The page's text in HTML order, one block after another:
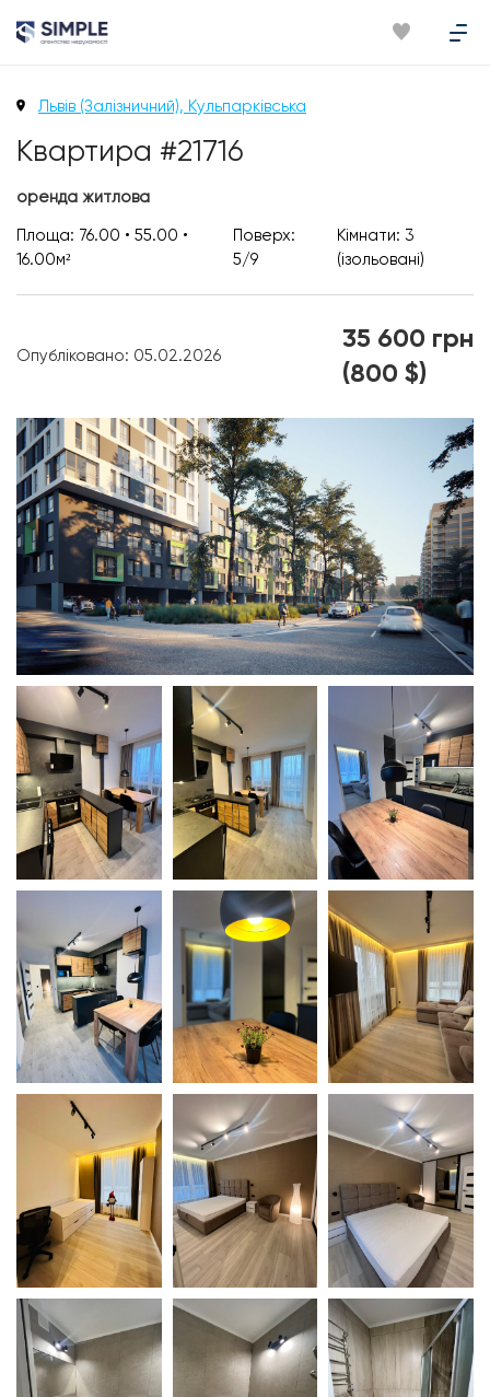
Львів (Залізничний), Кульпарківська
Квартира #21716
оренда житлова
Площа: 76.00 • 55.00 •
16.00м²
Поверх:
5/9
Кімнати: 3
(ізольовані)
Опубліковано: 05.02.2026
35 600 грн
(800 $)